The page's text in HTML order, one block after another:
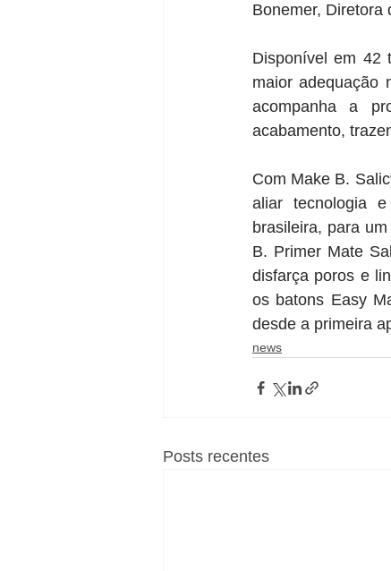
Bonemer, Diretora
Disponível em 42
maior adequação
acompanha a
acabamento,
Com Make B.
aliar tecnologia
brasileira, para
B. Primer Mate
disfarça poros e
os batons Easy
desde a primeira
news
Posts recentes